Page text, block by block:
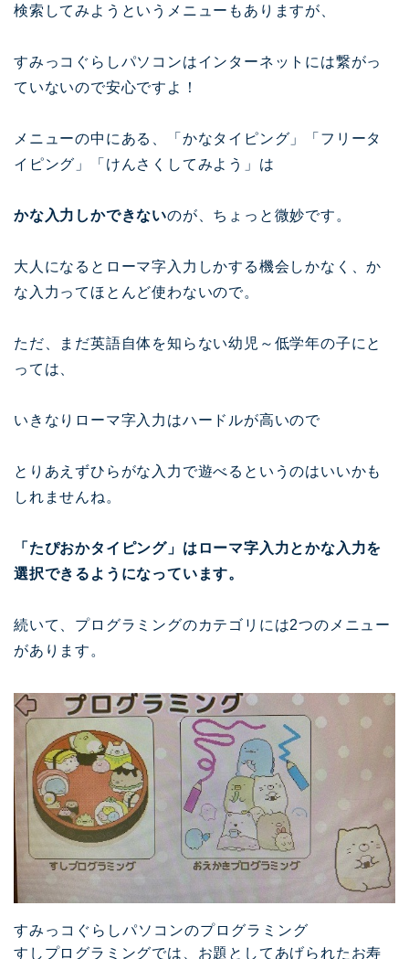
検索してみようというメニューもありますが、
すみっコぐらしパソコンはインターネットには繋がっ
ていないので安心ですよ！
メニューの中にある、「かなタイピング」「フリータ
イピング」「けんさくしてみよう」は
かな入力しかできないのが、ちょっと微妙です。
大人になるとローマ字入力しかする機会しかなく、か
な入力ってほとんど使わないので。
ただ、まだ英語自体を知らない幼児～低学年の子にと
っては、
いきなりローマ字入力はハードルが高いので
とりあえずひらがな入力で遊べるというのはいいかも
しれませんね。
「たぴおかタイピング」はローマ字入力とかな入力を
選択できるようになっています。
続いて、プログラミングのカテゴリには2つのメニュー
があります。
すみっコぐらしパソコンのプログラミング
すしプログラミングでは、お題としてあげられたお寿